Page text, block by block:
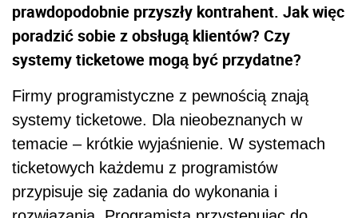
prawdopodobnie przyszły kontrahent. Jak więc
poradzić sobie z obsługą klientów? Czy
systemy ticketowe mogą być przydatne?
Firmy programistyczne z pewnością znają
systemy ticketowe. Dla nieobeznanych w
temacie – krótkie wyjaśnienie. W systemach
ticketowych każdemu z programistów
przypisuje się zadania do wykonania i